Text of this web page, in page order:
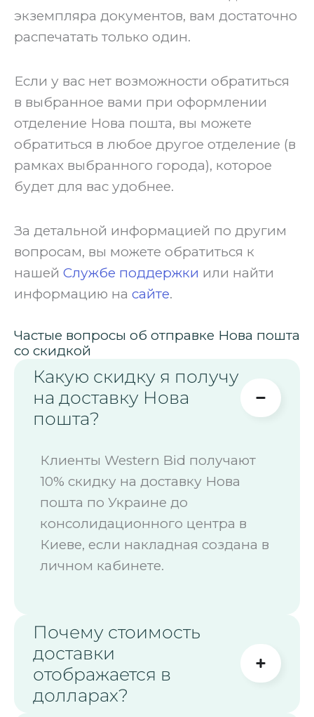
экземпляра документов, вам достаточно
распечатать только один.
‍Если у вас нет возможности обратиться
в выбранное вами при оформлении
отделение Нова пошта, вы можете
обратиться в любое другое отделение (в
рамках выбранного города), которое
будет для вас удобнее. ‍
За детальной информацией по другим
вопросам, вы можете обратиться к
нашей Службе поддержки или найти
информацию на сайте.
Частые вопросы об отправке Нова пошта
со скидкой
Какую скидку я получу
на доставку Нова
пошта?
Клиенты Western Bid получают
10% скидку на доставку Нова
пошта по Украине до
консолидационного центра в
Киеве, если накладная создана в
личном кабинете.
Почему стоимость
доставки
отображается в
долларах?